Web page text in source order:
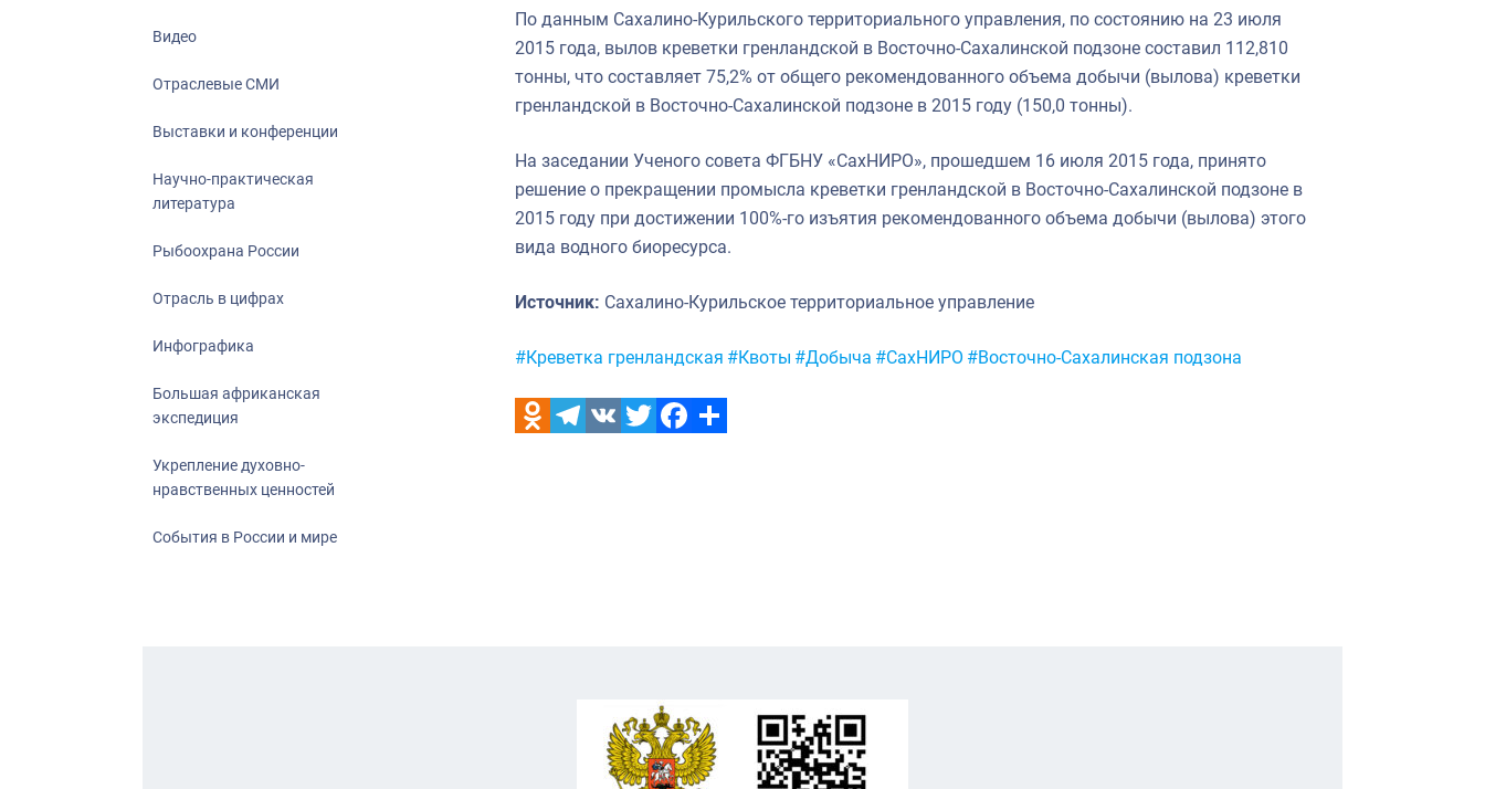
Видео
Отраслевые СМИ
Выставки и конференции
Научно-практическая
литература
Рыбоохрана России
Отрасль в цифрах
Инфографика
Большая африканская
экспедиция
Укрепление духовно-
нравственных ценностей
События в России и мире
По данным Сахалино-Курильского территориального управления, по состоянию на 23 июля
2015 года, вылов креветки гренландской в Восточно-Сахалинской подзоне составил 112,810
тонны, что составляет 75,2% от общего рекомендованного объема добычи (вылова) креветки
гренландской в Восточно-Сахалинской подзоне в 2015 году (150,0 тонны).
На заседании Ученого совета ФГБНУ «СахНИРО», прошедшем 16 июля 2015 года, принято
решение о прекращении промысла креветки гренландской в Восточно-Сахалинской подзоне в
2015 году при достижении 100%-го изъятия рекомендованного объема добычи (вылова) этого
вида водного биоресурса.
Источник: Сахалино-Курильское территориальное управление
Метки:
#Креветка гренландская #Квоты #Добыча #СахНИРО #Восточно-Сахалинская подзона